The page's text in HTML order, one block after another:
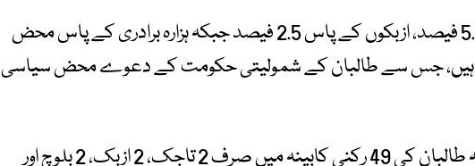
تاجکوں کے پاس صرف 5.3 فیصد، ازبکوں کے پاس 2.5 فیصد جبکہ ہزارہ برادری کے پاس محض
ہیں، جس سے طالبان کے شمولیتی حکومت کے دعوے محض سیاسی
رپورٹ میں کہا گیا ہے کہ طالبان کی 49 رکنی کابینہ میں صرف 2 تاجک، 2 ازبک، 2 بلوچ اور